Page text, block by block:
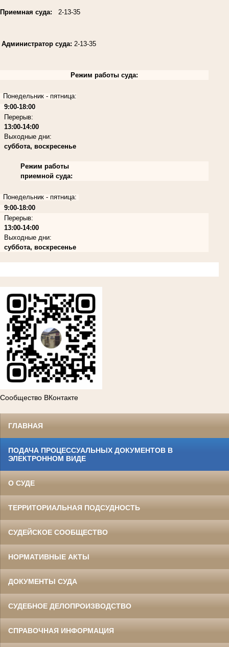
Приемная суда: 2-13-35
Администратор суда: 2-13-35
Режим работы суда:
Понедельник - пятница:
9:00-18:00
Перерыв:
13:00-14:00
Выходные дни:
суббота, воскресенье
Режим работы
приемной суда:
Понедельник - пятница:
9:00-18:00
Перерыв:
13:00-14:00
Выходные дни:
суббота, воскресенье
Сообщество ВКонтакте
ГЛАВНАЯ
ПОДАЧА ПРОЦЕССУАЛЬНЫХ ДОКУМЕНТОВ В
ЭЛЕКТРОННОМ ВИДЕ
О СУДЕ
ТЕРРИТОРИАЛЬНАЯ ПОДСУДНОСТЬ
СУДЕЙСКОЕ СООБЩЕСТВО
НОРМАТИВНЫЕ АКТЫ
ДОКУМЕНТЫ СУДА
СУДЕБНОЕ ДЕЛОПРОИЗВОДСТВО
СПРАВОЧНАЯ ИНФОРМАЦИЯ